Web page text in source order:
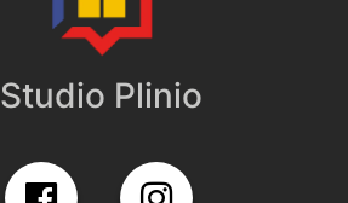
Studio Plinio